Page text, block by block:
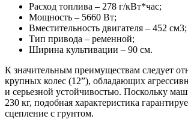
Расход топлива – 278 г/кВт*час;
Мощность – 5660 Вт;
Вместительность двигателя – 452 см3;
Тип привода – ременной;
Ширина культивации – 90 см.
К значительным преимуществам следует
крупных колес (12”), обладающих
и серьезной устойчивостью. Поскольку
230 кг, подобная характеристика
сцепление с грунтом.